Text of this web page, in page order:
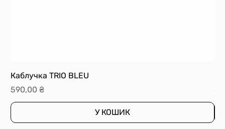
Каблучка TRIO BLEU
Ціна
590,00 ₴
У КОШИК